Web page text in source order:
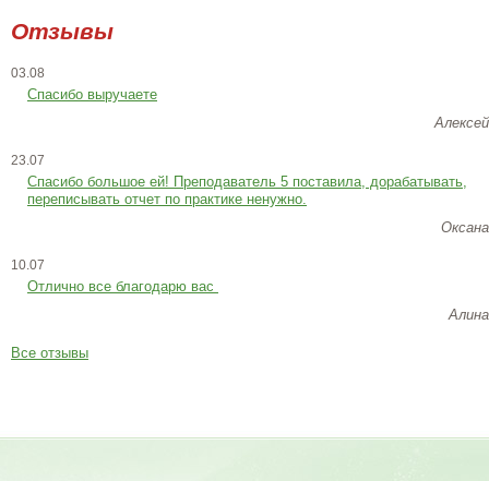
Отзывы
03.08
Спасибо выручаете
Алексей
23.07
Cпасибо большое ей! Преподаватель 5 поставила, дорабатывать,
переписывать отчет по практике ненужно.
Оксана
10.07
Отлично все благодарю вас
Алина
Все отзывы